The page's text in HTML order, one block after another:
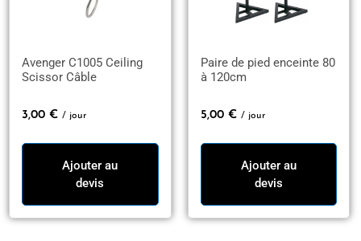
Avenger C1005 Ceiling
Scissor Câble
3,00 € / jour
Ajouter au
devis
Paire de pied enceinte 80
à 120cm
5,00 € / jour
Ajouter au
devis